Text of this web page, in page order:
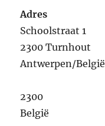
Adres
Schoolstraat 1
2300 Turnhout
Antwerpen/België
2300
België